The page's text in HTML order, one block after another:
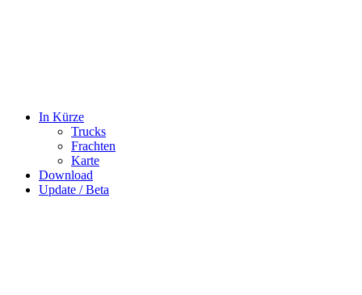
In Kürze
Trucks
Frachten
Karte
Download
Update / Beta